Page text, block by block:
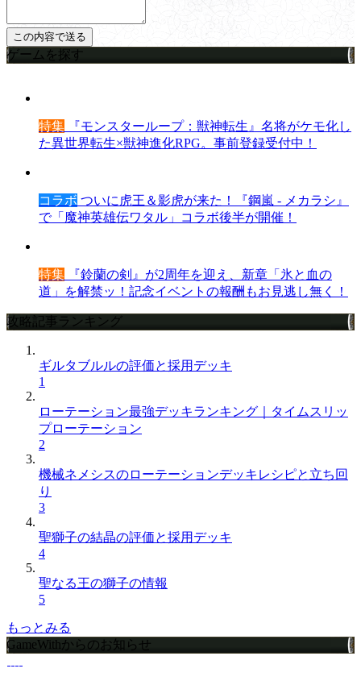
ゲームを探す
特集 『モンスターループ：獣神転生』名将がケモ化し
た異世界転生×獣神進化RPG。事前登録受付中！
コラボ ついに虎王＆影虎が来た！『鋼嵐 - メカラシ』
で「魔神英雄伝ワタル」コラボ後半が開催！
特集 『鈴蘭の剣』が2周年を迎え、新章「氷と血の
道」を解禁ッ！記念イベントの報酬もお見逃し無く！
攻略記事ランキング
ギルタブルルの評価と採用デッキ
1
ローテーション最強デッキランキング｜タイムスリッ
プローテーション
2
機械ネメシスのローテーションデッキレシピと立ち回
り
3
聖獅子の結晶の評価と採用デッキ
4
聖なる王の獅子の情報
5
もっとみる
GameWithからのお知らせ